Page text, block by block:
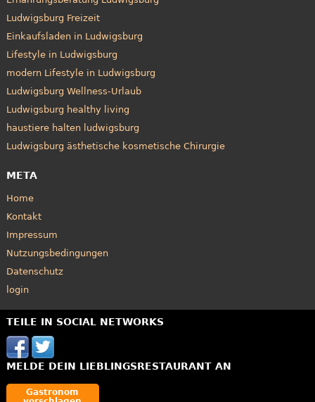
Ludwigsburg Freizeit
Einkaufsladen in Ludwigsburg
Lifestyle in Ludwigsburg
modern Lifestyle in Ludwigsburg
Ludwigsburg Wellness-Urlaub
Ludwigsburg healthy living
haustiere halten ludwigsburg
Ludwigsburg ästhetische kosmetische Chirurgie
META
Home
Kontakt
Impressum
Nutzungsbedingungen
Datenschutz
login
TEILE IN SOCIAL NETWORKS
MELDE DEIN LIEBLINGSRESTAURANT AN
Gastronom